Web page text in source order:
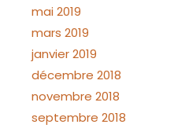
mai 2019
mars 2019
janvier 2019
décembre 2018
novembre 2018
septembre 2018